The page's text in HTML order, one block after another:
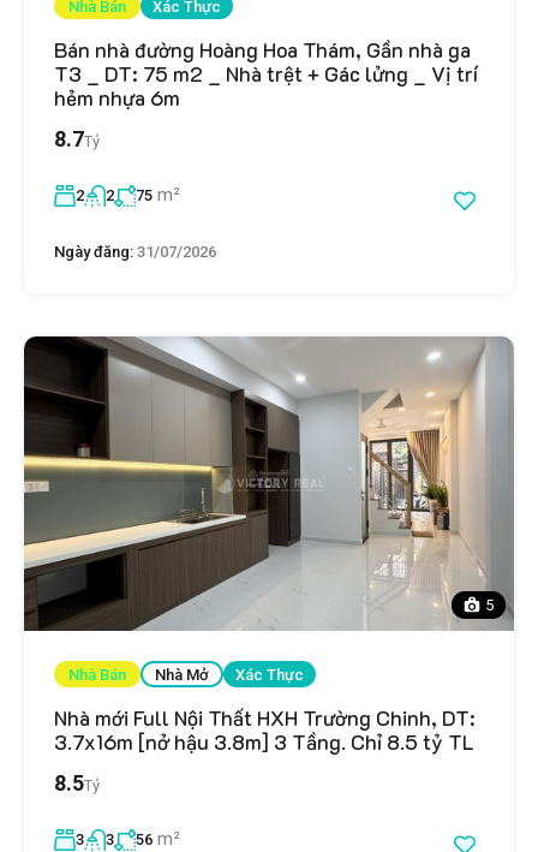
Nhà Bán Xác Thực
Bán nhà đường Hoàng Hoa Thám, Gần nhà ga
T3 _ DT: 75 m2 _ Nhà trệt + Gác lửng _ Vị trí
hẻm nhựa 6m
8.7Tỷ
2 2 75 m²
Ngày đăng: 31/07/2026
5
Nhà Bán Nhà Mở Xác Thực
Nhà mới Full Nội Thất HXH Trường Chinh, DT:
3.7x16m [nở hậu 3.8m] 3 Tầng. Chỉ 8.5 tỷ TL
8.5Tỷ
3 3 56 m²